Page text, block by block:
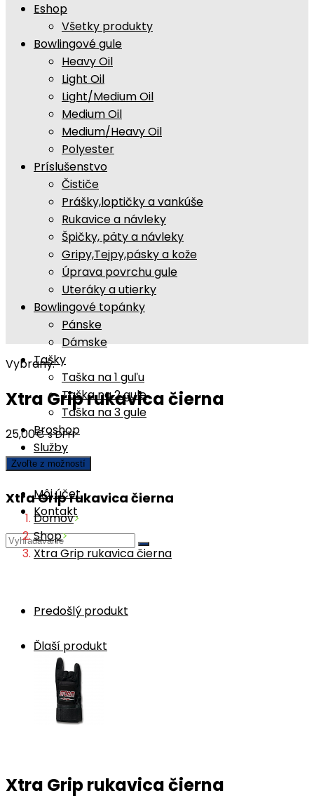
Eshop
Všetky produkty
Bowlingové gule
Heavy Oil
Light Oil
Light/Medium Oil
Medium Oil
Medium/Heavy Oil
Polyester
Príslušenstvo
Čističe
Prášky,loptičky a vankúše
Rukavice a návleky
Špičky, päty a návleky
Gripy,Tejpy,pásky a kože
Úprava povrchu gule
Uteráky a utierky
Bowlingové topánky
Pánske
Dámske
Tašky
Taška na 1 guľu
Taška na 2 gule
Taška na 3 gule
Proshop
Služby
Môj účet
Kontakt
Vybraný:
Xtra Grip rukavica čierna
25,00€ s DPH
Zvoľte z možností
Xtra Grip rukavica čierna
Domov>
Shop>
Xtra Grip rukavica čierna
Predošlý produkt
Ďlaší produkt
Xtra Grip rukavica čierna